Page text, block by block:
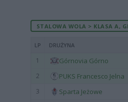
STALOWA WOLA > KLASA A,
LP DRUŻYNA
1 Górnovia Górno
2 PUKS Francesco Jelna
3 Sparta Jeżowe